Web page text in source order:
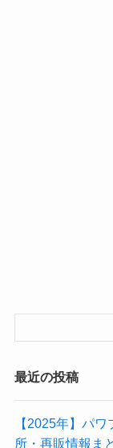
最近の投稿
【2025年】パ
所・再販情報ま